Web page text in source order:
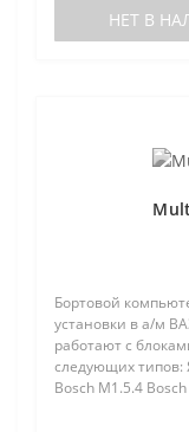
НЕТ В
Бортовой
установки в а/м
работают с
следующих типов:
Bosch M1.5.4